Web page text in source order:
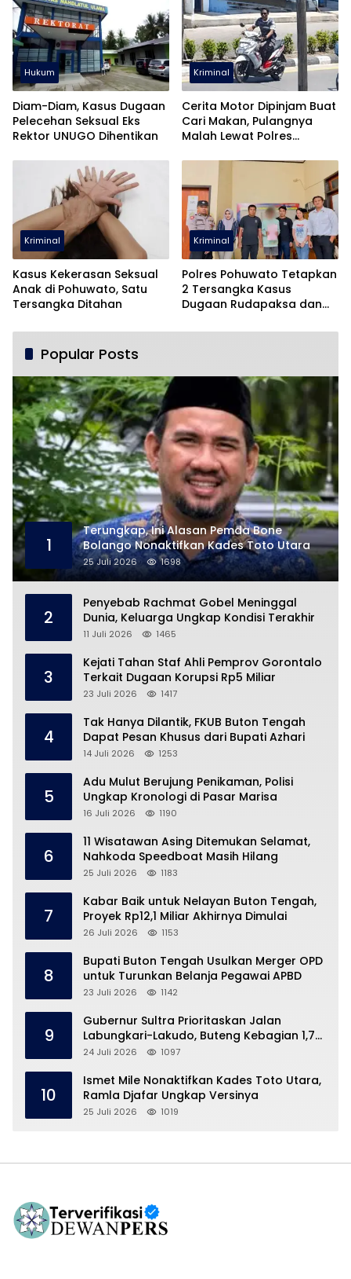
Hukum
Diam-Diam, Kasus Dugaan
Pelecehan Seksual Eks
Rektor UNUGO Dihentikan
Kriminal
Cerita Motor Dipinjam Buat
Cari Makan, Pulangnya
Malah Lewat Polres
Kriminal
Kasus Kekerasan Seksual
Anak di Pohuwato, Satu
Tersangka Ditahan
Kriminal
Polres Pohuwato Tetapkan
2 Tersangka Kasus
Dugaan Rudapaksa dan
Popular Posts
1
Terungkap, Ini Alasan Pemda Bone
Bolango Nonaktifkan Kades Toto Utara
25 Juli 2026 1698
2
Penyebab Rachmat Gobel Meninggal
Dunia, Keluarga Ungkap Kondisi Terakhir
11 Juli 2026 1465
3
Kejati Tahan Staf Ahli Pemprov Gorontalo
Terkait Dugaan Korupsi Rp5 Miliar
23 Juli 2026 1417
4
Tak Hanya Dilantik, FKUB Buton Tengah
Dapat Pesan Khusus dari Bupati Azhari
14 Juli 2026 1253
5
Adu Mulut Berujung Penikaman, Polisi
Ungkap Kronologi di Pasar Marisa
16 Juli 2026 1190
6
11 Wisatawan Asing Ditemukan Selamat,
Nahkoda Speedboat Masih Hilang
25 Juli 2026 1183
7
Kabar Baik untuk Nelayan Buton Tengah,
Proyek Rp12,1 Miliar Akhirnya Dimulai
26 Juli 2026 1153
8
Bupati Buton Tengah Usulkan Merger OPD
untuk Turunkan Belanja Pegawai APBD
23 Juli 2026 1142
9
Gubernur Sultra Prioritaskan Jalan
Labungkari-Lakudo, Buteng Kebagian 1,7
Km
24 Juli 2026 1097
10
Ismet Mile Nonaktifkan Kades Toto Utara,
Ramla Djafar Ungkap Versinya
25 Juli 2026 1019